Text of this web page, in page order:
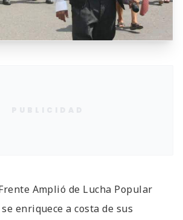
Amplió de Lucha Popular
se enriquece a costa de sus